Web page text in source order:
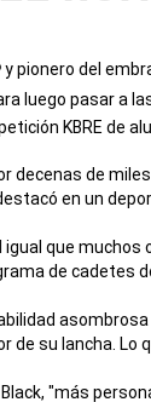
y pionero del
luego pasar a
KBRE de
decenas de
en un
igual que
de cadetes
de su lancha.
"más